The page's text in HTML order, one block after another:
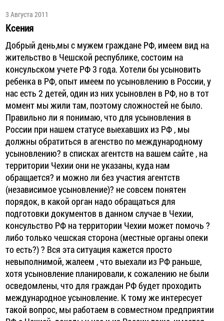
3 Августа 2011
Ксения
Добрый день,мы с мужем граждане РФ, имеем вид на
жительство в Чешской республике, состоим на
консульском учете РФ 3 года. Хотели бы усыновить
ребенка в РФ, опыт имеем по усыновлению в России, у
нас есть 2 детей, один из них усыновлен в РФ, но в тот
момент мы жили там, поэтому сложностей не было.
Правильно ли я понимаю, что для усыновления в
России при нашем статусе выехавших из РФ , мы
должны обратиться в агенство по международному
усыновлению? в списках агентств на вашем сайте , на
территории Чехии они не указаны, куда нам
обращается? и можно ли без участия агентств
(независимое усыновление)? не совсем понятен
порядок, в какой орган надо обращаться для
подготовки документов в данном случае в Чехии,
консульство РФ на территории Чехии может помочь ?
либо только чешская сторона (местные органы опеки
то есть?) ? Вся эта ситуация кажется просто
невыполнимой, жалеем , что выехали из РФ раньше,
хотя усыновление планировали, к сожалению не были
осведомлены, что для граждан РФ будет проходить
международное усыновление. К тому же интересует
такой вопрос, мы работаем в совместном предприятии